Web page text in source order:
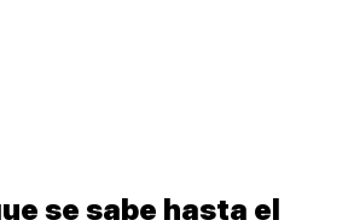
se sabe hasta el